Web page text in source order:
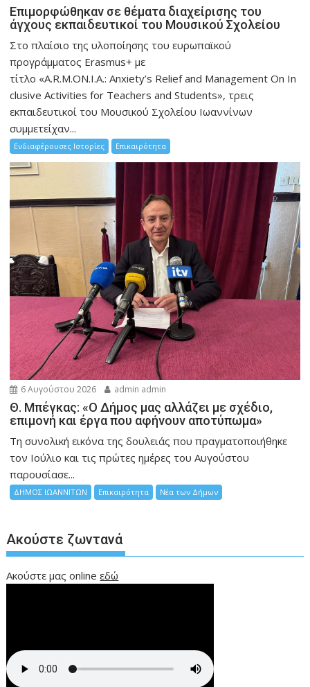
Eπιμορφώθηκαν σε θέματα διαχείρισης του
άγχους εκπαιδευτικοί του Μουσικού Σχολείου
Στο πλαίσιο της υλοποίησης του ευρωπαϊκού
προγράμματος Erasmus+ με
τίτλο «A.R.M.ON.I.A.: Anxiety’s Relief and Management On In
clusive Activities for Teachers and Students», τρεις
εκπαιδευτικοί του Μουσικού Σχολείου Ιωαννίνων
συμμετείχαν...
Ενδιαφέρουσες Ιστορίες Επικαιρότητα
6 Αυγούστου 2026 admin admin
Θ. Μπέγκας: «Ο Δήμος μας αλλάζει με σχέδιο,
επιμονή και έργα που αφήνουν αποτύπωμα»
Τη συνολική εικόνα της δουλειάς που πραγματοποιήθηκε
τον Ιούλιο και τις πρώτες ημέρες του Αυγούστου
παρουσίασε...
ΔΗΜΟΣ ΙΩΑΝΝΙΤΩΝ Επικαιρότητα Νέα των Δήμων
Ακούστε ζωντανά
Ακούστε μας onlineεδώ